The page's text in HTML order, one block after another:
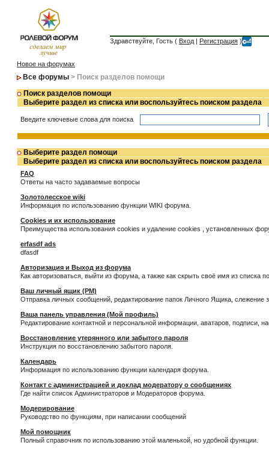
Здравствуйте, Гость ( Вход | Регистрация )
Новое на форумах
Все форумы > Поиск разделов помощи
Поиск разделов помощи
Выберите раздел из списка или воспользуйтесь поиском раздела
Введите ключевые слова для поиска
Выберите раздел помощи
Выберите раздел из списка или воспользуйтесь поиском раздела
FAQ
Ответы на часто задаваемые вопросы
Золотолесское wiki
Информация по использованию функции WIKI форума.
Cookies и их использование
Преимущества использования cookies и удаление cookies , установленных
erfasdf ads
dfasdf
Авторизация и Выход из форума
Как авторизоваться, выйти из форума, а также как скрыть своё имя из списка
Ваш личный ящик (PM)
Отправка личных сообщений, редактирование папок Личного Ящика,
Ваша панель управления (Мой профиль)
Редактирование контактной и персональной информации, аватаров,
Восстановление утерянного или забытого пароля
Инструкция по восстановлению забытого пароля.
Календарь
Информация по использованию функции календаря форума.
Контакт с администрацией и доклад модератору о сообщениях
Где найти список Администраторов и Модераторов форума.
Модерирование
Руководство по функциям, при написании сообщений
Мой помощник
Полный справочник по использованию этой маленькой, но удобной функции.